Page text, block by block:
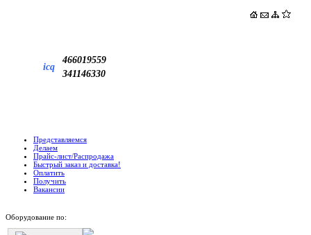
icq
466019559
341146330
Представляемся
Делаем
Прайс-лист/Распродажа
Быстрый заказ и доставка!
Оплатить
Получить
Вакансии
Оборудование по: